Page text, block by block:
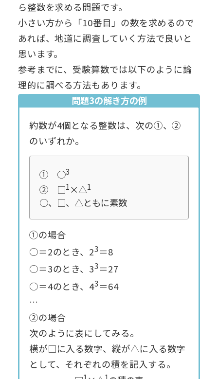
ら整数を求める問題です。
小さい方から「10番目」の数を求めるので
あれば、地道に調査していく方法で良いと
思います。
参考までに、受験算数では以下のように論
理的に調べる方法もあります。
問題3の解き方の例
約数が4個となる整数は、次の①、②
のいずれか。
① ○3
② □1×△1
○、□、△ともに素数
①の場合
○＝2のとき、23＝8
○＝3のとき、33＝27
○＝4のとき、43＝64
…
②の場合
次のように表にしてみる。
横が□に入る数字、縦が△に入る数字
として、それぞれの積を記入する。